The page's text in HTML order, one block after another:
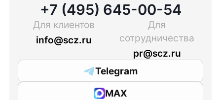
+7 (495) 645-00-54
Для клиентов
info@scz.ru
Для
сотрудничества
pr@scz.ru
Telegram
MAX